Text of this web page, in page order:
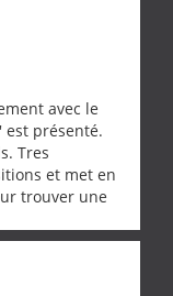
avec le
présenté.
Tres
et met en
trouver une
ce qui
leur métier.